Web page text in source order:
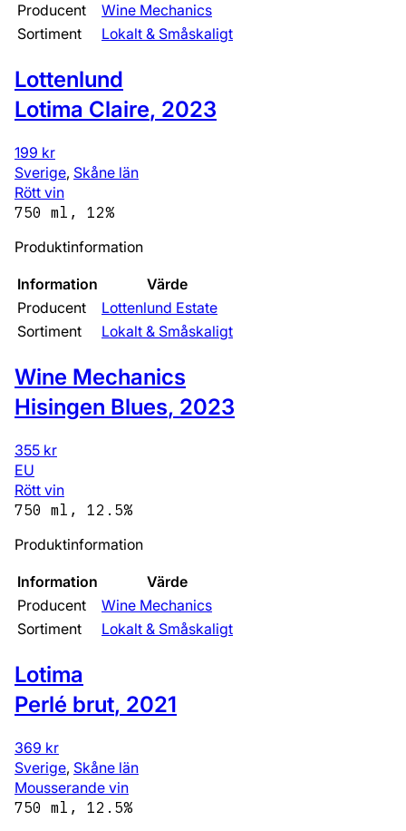
Producent
Wine Mechanics
Sortiment
Lokalt & Småskaligt
Lottenlund
Lotima Claire, 2023
199 kr
Sverige, Skåne län
Rött vin
750 ml, 12%
Produktinformation
Information
Värde
Producent
Lottenlund Estate
Sortiment
Lokalt & Småskaligt
Wine Mechanics
Hisingen Blues, 2023
355 kr
EU
Rött vin
750 ml, 12.5%
Produktinformation
Information
Värde
Producent
Wine Mechanics
Sortiment
Lokalt & Småskaligt
Lotima
Perlé brut, 2021
369 kr
Sverige, Skåne län
Mousserande vin
750 ml, 12.5%